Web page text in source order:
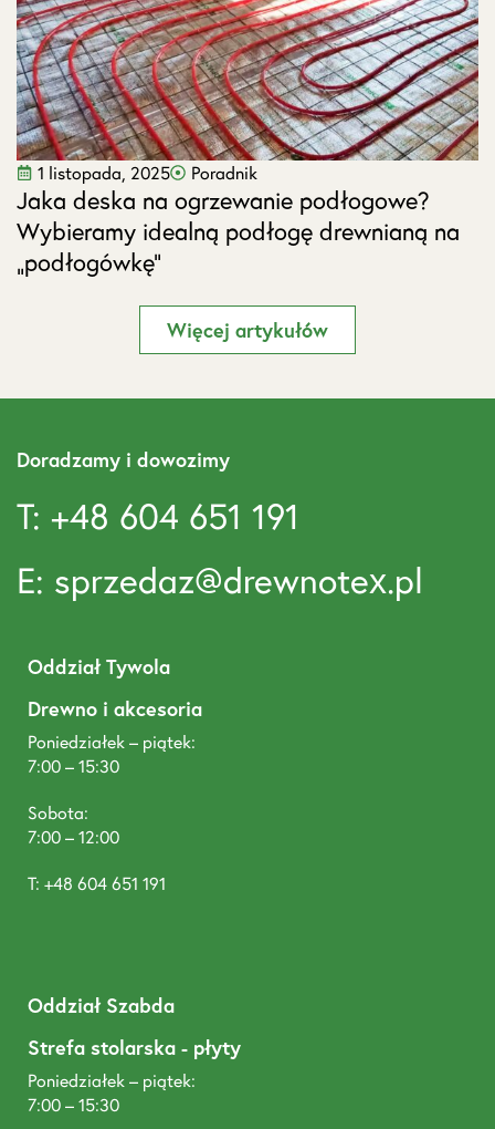
1 listopada, 2025 Poradnik
Jaka deska na ogrzewanie podłogowe?
Wybieramy idealną podłogę drewnianą na
„podłogówkę”
Więcej artykułów
Doradzamy i dowozimy
T: +48 604 651 191
E: sprzedaz@drewnotex.pl
Oddział Tywola
Drewno i akcesoria
Poniedziałek – piątek:
7:00 – 15:30
Sobota:
7:00 – 12:00
T: +48 604 651 191
Oddział Szabda
Strefa stolarska - płyty
Poniedziałek – piątek:
7:00 – 15:30